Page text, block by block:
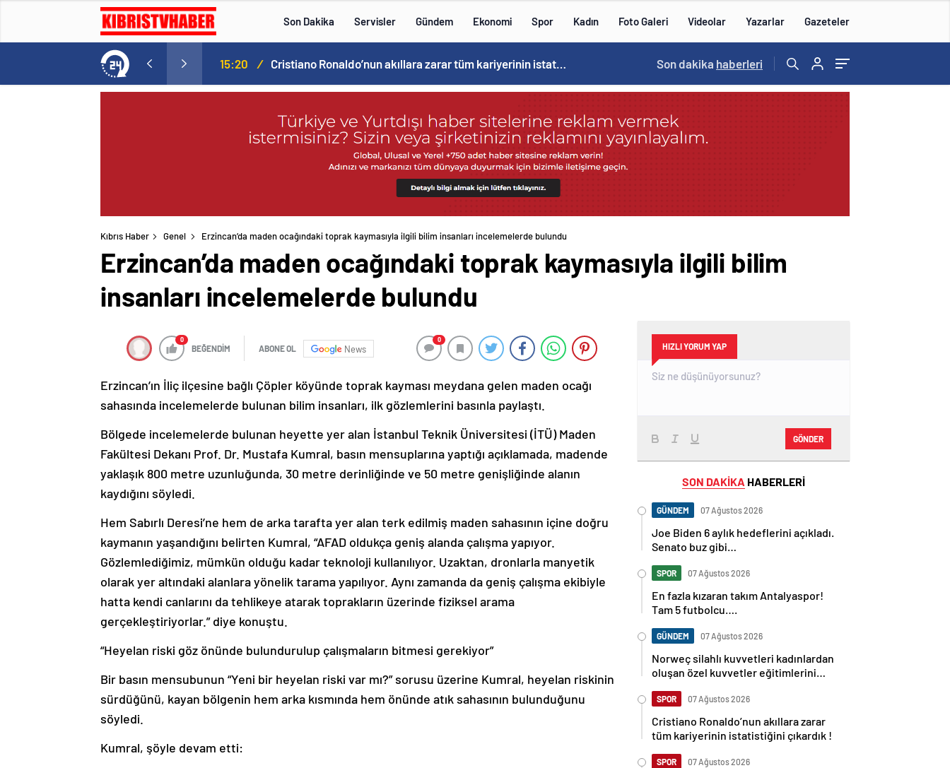
Son Dakika Servisler Gündem Ekonomi Spor Kadın Foto Galeri Videolar Yazarlar Gazeteler
Norweç silahlı kuvvetleri kadınlardan oluşan özel kuvvetler eğitimlerini başlattı. 15:20 / Cristiano Ronaldo’nun akıllara zarar tüm kariyerinin istatistiğini çıkardık ! 14:57 /
Son dakika haberleri
Kıbrıs Haber Genel Erzincan’da maden ocağındaki toprak kaymasıyla ilgili bilim insanları incelemelerde bulundu
Erzincan’da maden ocağındaki toprak kaymasıyla ilgili bilim
insanları incelemelerde bulundu
0
BEĞENDİM ABONE OL News
0
Erzincan’ın İliç ilçesine bağlı Çöpler köyünde toprak kayması meydana gelen maden ocağı
sahasında incelemelerde bulunan bilim insanları, ilk gözlemlerini basınla paylaştı.
Bölgede incelemelerde bulunan heyette yer alan İstanbul Teknik Üniversitesi (İTÜ) Maden
Fakültesi Dekanı Prof. Dr. Mustafa Kumral, basın mensuplarına yaptığı açıklamada, madende
yaklaşık 800 metre uzunluğunda, 30 metre derinliğinde ve 50 metre genişliğinde alanın
kaydığını söyledi.
Hem Sabırlı Deresi’ne hem de arka tarafta yer alan terk edilmiş maden sahasının içine doğru
kaymanın yaşandığını belirten Kumral, “AFAD oldukça geniş alanda çalışma yapıyor.
Gözlemlediğimiz, mümkün olduğu kadar teknoloji kullanılıyor. Uzaktan, dronlarla manyetik
olarak yer altındaki alanlara yönelik tarama yapılıyor. Aynı zamanda da geniş çalışma ekibiyle
hatta kendi canlarını da tehlikeye atarak toprakların üzerinde fiziksel arama
gerçekleştiriyorlar.” diye konuştu.
“Heyelan riski göz önünde bulundurulup çalışmaların bitmesi gerekiyor”
Bir basın mensubunun “Yeni bir heyelan riski var mı?” sorusu üzerine Kumral, heyelan riskinin
sürdüğünü, kayan bölgenin hem arka kısmında hem önünde atık sahasının bulunduğunu
söyledi.
Kumral, şöyle devam etti:
HIZLI YORUM YAP
GÖNDER
SON DAKİKA HABERLERİ
GÜNDEM 07 Ağustos 2026
Joe Biden 6 aylık hedeflerini açıkladı.
Senato buz gibi…
SPOR 07 Ağustos 2026
En fazla kızaran takım Antalyaspor!
Tam 5 futbolcu….
GÜNDEM 07 Ağustos 2026
Norweç silahlı kuvvetleri kadınlardan
oluşan özel kuvvetler eğitimlerini
SPOR 07 Ağustos 2026
Cristiano Ronaldo’nun akıllara zarar
tüm kariyerinin istatistiğini çıkardık !
SPOR 07 Ağustos 2026